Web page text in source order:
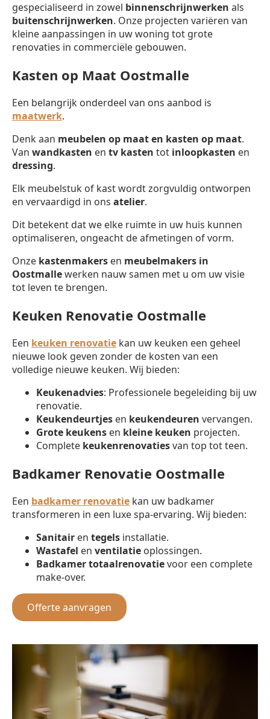
gespecialiseerd in zowel binnenschrijnwerken als
buitenschrijnwerken. Onze projecten variëren van
kleine aanpassingen in uw woning tot grote
renovaties in commerciële gebouwen.
Kasten op Maat Oostmalle
Een belangrijk onderdeel van ons aanbod is
maatwerk.
Denk aan meubelen op maat en kasten op maat.
Van wandkasten en tv kasten tot inloopkasten en
dressing.
Elk meubelstuk of kast wordt zorgvuldig ontworpen
en vervaardigd in ons atelier.
Dit betekent dat we elke ruimte in uw huis kunnen
optimaliseren, ongeacht de afmetingen of vorm.
Onze kastenmakers en meubelmakers in
Oostmallewerken nauw samen met u om uw visie
tot leven te brengen.
Keuken Renovatie Oostmalle
Een keuken renovatie kan uw keuken een geheel
nieuwe look geven zonder de kosten van een
volledige nieuwe keuken. Wij bieden:
Keukenadvies: Professionele begeleiding bij uw
renovatie.
Keukendeurtjes en keukendeuren vervangen.
Grote keukens en kleine keuken projecten.
Complete keukenrenovatiesvan top tot teen.
Badkamer Renovatie Oostmalle
Een badkamer renovatie kan uw badkamer
transformeren in een luxe spa-ervaring. Wij bieden:
Sanitair en tegels installatie.
Wastafel en ventilatie oplossingen.
Badkamer totaalrenovatievoor een complete
make-over.
Offerte aanvragen